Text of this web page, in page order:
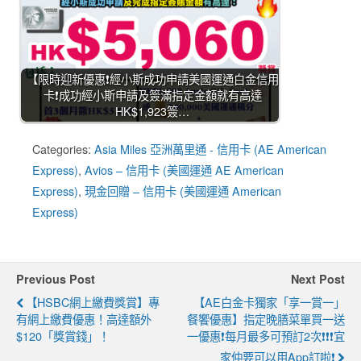
【限時迎新優惠❗經小斯成功申請美國運通白金信用
卡❗成功經小斯申請及簽滿指定金額就有高達
HK$1,923簽…
Categories: Asia Miles 亞洲萬里通 - 信用卡 (AE American
Express), Avios – 信用卡 (美國運通 AE American
Express), 現金回贈 – 信用卡 (美國運通 American
Express)
Previous Post
【HSBC網上繳費獎賞】專
有網上繳費優惠！高達額外
$120「獎賞錢」！
Next Post
【AE白金卡獨家「享一賞一」
餐饗優惠】指定晚膳菜單買一送
一優惠❗每月最多可預訂2次❗❗❗宜
家仲要可以用App訂啦❗